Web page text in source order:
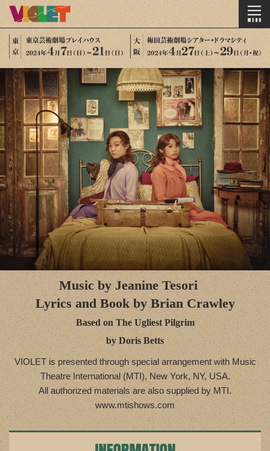
Music by Jeanine Tesori
Lyrics and Book by Brian Crawley
Based on The Ugliest Pilgrim
by Doris Betts
VIOLET is presented through special arrangement with Music
Theatre International (MTI), New York, NY, USA.
All authorized materials are also supplied by MTI.
www.mtishows.com